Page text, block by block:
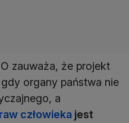
zauważa, że projekt
organy państwa nie
a
człowieka jest